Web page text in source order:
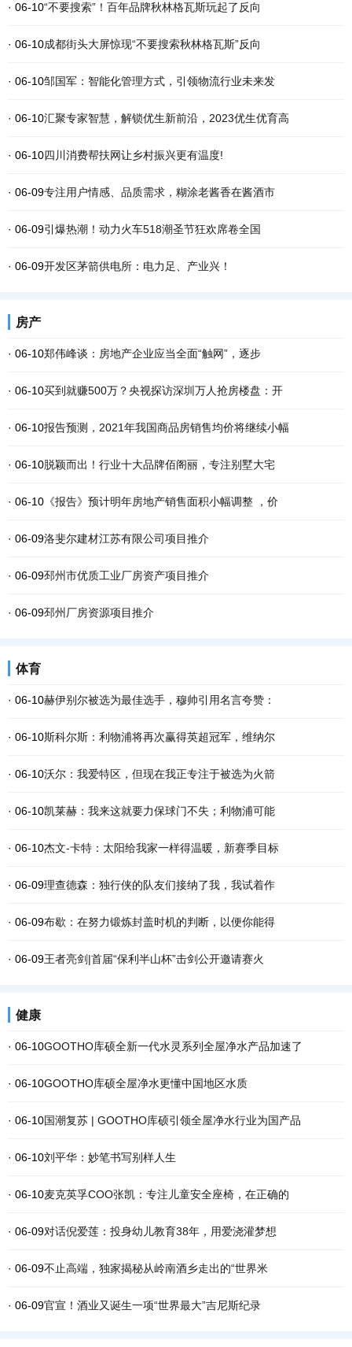
· 06-10“不要搜索”！百年品牌秋林格瓦斯玩起了反向
· 06-10成都街头大屏惊现“不要搜索秋林格瓦斯”反向
· 06-10邹国军：智能化管理方式，引领物流行业未来发
· 06-10汇聚专家智慧，解锁优生新前沿，2023优生优育高
· 06-10四川消费帮扶网让乡村振兴更有温度!
· 06-09专注用户情感、品质需求，糊涂老酱香在酱酒市
· 06-09引爆热潮！动力火车518潮圣节狂欢席卷全国
· 06-09开发区茅箭供电所：电力足、产业兴！
房产
· 06-10郑伟峰谈：房地产企业应当全面“触网”，逐步
· 06-10买到就赚500万？央视探访深圳万人抢房楼盘：开
· 06-10报告预测，2021年我国商品房销售均价将继续小幅
· 06-10脱颖而出！行业十大品牌佰阁丽，专注别墅大宅
· 06-10 《报告》预计明年房地产销售面积小幅调整 ，价
· 06-09洛斐尔建材江苏有限公司项目推介
· 06-09邳州市优质工业厂房资产项目推介
· 06-09邳州厂房资源项目推介
体育
· 06-10赫伊别尔被选为最佳选手，穆帅引用名言夸赞：
· 06-10斯科尔斯：利物浦将再次赢得英超冠军，维纳尔
· 06-10沃尔：我爱特区，但现在我正专注于被选为火箭
· 06-10凯莱赫：我来这就要力保球门不失；利物浦可能
· 06-10杰文-卡特：太阳给我家一样得温暖，新赛季目标
· 06-09理查德森：独行侠的队友们接纳了我，我试着作
· 06-09布歇：在努力锻炼封盖时机的判断，以便你能得
· 06-09王者亮剑|首届“保利半山杯”击剑公开邀请赛火
健康
· 06-10GOOTHO库硕全新一代水灵系列全屋净水产品加速了
· 06-10GOOTHO库硕全屋净水更懂中国地区水质
· 06-10国潮复苏 | GOOTHO库硕引领全屋净水行业为国产品
· 06-10刘平华：妙笔书写别样人生
· 06-10麦克英孚COO张凯：专注儿童安全座椅，在正确的
· 06-09对话倪爱莲：投身幼儿教育38年，用爱浇灌梦想
· 06-09不止高端，独家揭秘从岭南酒乡走出的“世界米
· 06-09官宣！酒业又诞生一项“世界最大”吉尼斯纪录